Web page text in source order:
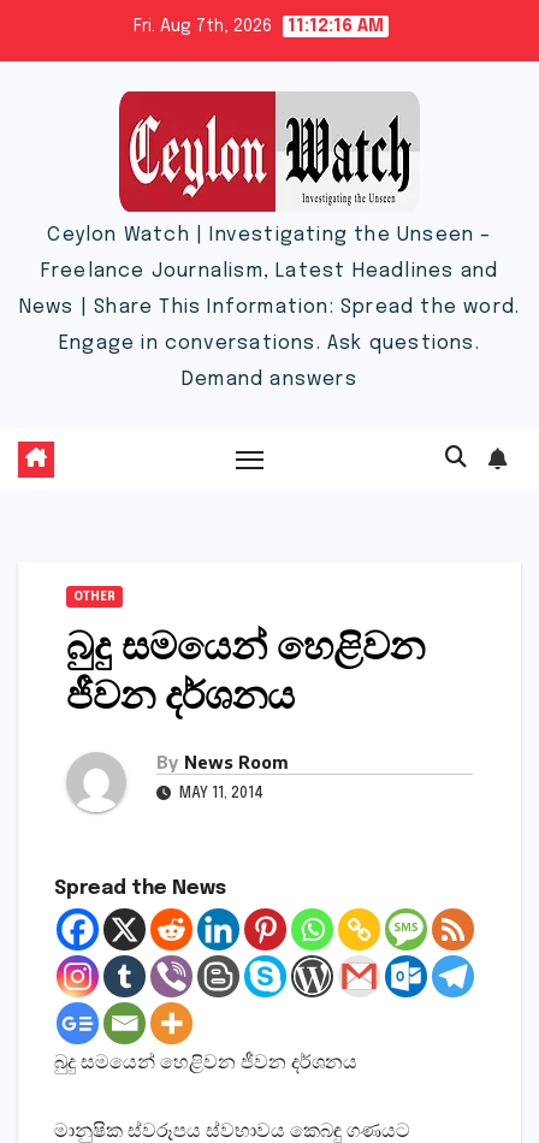
Fri. Aug 7th, 2026 11:12:17 AM
Ceylon Watch | Investigating the Unseen –
Freelance Journalism, Latest Headlines and
News | Share This Information: Spread the word.
Engage in conversations. Ask questions.
Demand answers
OTHER
බුදු සමයෙන් හෙළිවන
ජීවන දර්ශනය
By News Room
MAY 11, 2014
Spread the News
බුදු සමයෙන් හෙළිවන ජීවන දර්ශනය
මානුෂික ස්‌වරූපය ස්‌වභාවය කෙබඳු ගණයට